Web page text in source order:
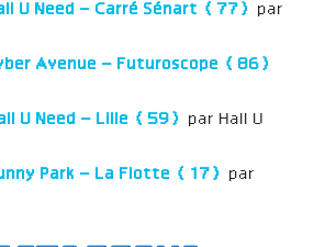
U Need – Carré Sénart (77)
par
Avenue – Futuroscope (86)
U Need – Lille (59)
par Hall U
Park – La Flotte (17)
par